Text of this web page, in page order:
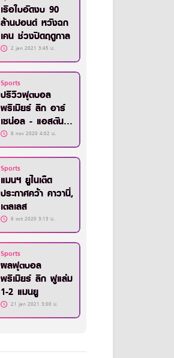
เรือใบอัดงบ 90
ล้านปอนด์ หวังฉก
เคน ช่วงปิดฤดูกาล
2 jan 2021 3:45 น.
Sports
ปรีวิวฟุตบอล
พรีเมียร์ ลีก อาร์
เซน่อล - แอสตัน
วิลล่า8 nov 2020 4:02 น.
Sports
แมนฯ ยูไนเต็ด
ประกาศคว้า คาวานี่,
เตลเลส
6 oct 2020 3:13 น.
Sports
ผลฟุตบอล
พรีเมียร์ ลีก ฟูแล่ม
1-2 แมนยู
21 jan 2021 3:00 น.